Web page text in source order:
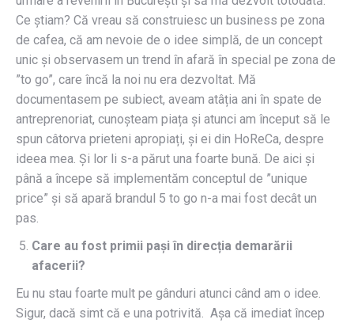
Ce știam? Că vreau să construiesc un business pe zona
de cafea, că am nevoie de o idee simplă, de un concept
unic și observasem un trend în afară în special pe zona de
”to go”, care încă la noi nu era dezvoltat. Mă
documentasem pe subiect, aveam atâția ani în spate de
antreprenoriat, cunoșteam piața și atunci am început să le
spun câtorva prieteni apropiați, și ei din HoReCa, despre
ideea mea. Și lor li s-a părut una foarte bună. De aici și
până a începe să implementăm conceptul de ”unique
price” și să apară brandul 5 to go n-a mai fost decât un
pas.
Care au fost primii pași în direcția demarării
afacerii?
Eu nu stau foarte mult pe gânduri atunci când am o idee.
Sigur, dacă simt că e una potrivită. Așa că imediat încep